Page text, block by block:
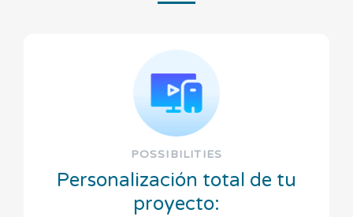
POSSIBILITIES
Personalización total de tu
proyecto: